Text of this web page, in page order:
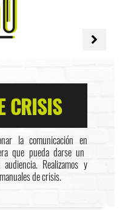
CRISIS
la comunicación en
que pueda darse un
Realizamos y
de crisis.